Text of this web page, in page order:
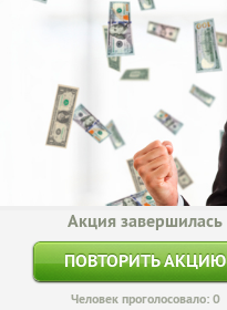
Акция завершилась
ПОВТОРИТЬ АКЦИЮ
Человек проголосовало: 0